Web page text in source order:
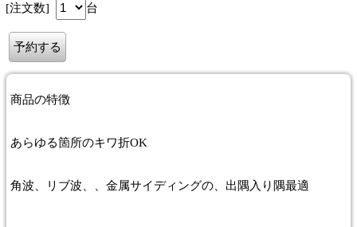
[注文数]
台
商品の特徴
あらゆる箇所のキワ折OK
角波、リブ波、、金属サイディングの、出隅入り隅最適